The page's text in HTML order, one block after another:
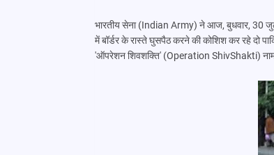
भारतीय सेना (Indian Army) ने आज, बुधवार, 30
में बॉर्डर के रास्ते घुसपैठ करने की कोशिश कर रहे दो
'ऑपरेशन शिवशक्ति' (Operation ShivShakti) नाम